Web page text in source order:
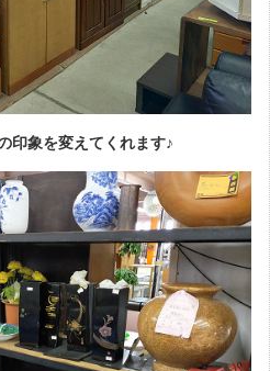
印象を変えてくれます♪